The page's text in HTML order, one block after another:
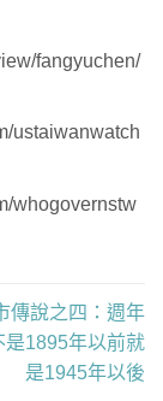
fangyuchen/
ustaiwanwatch
whogovernstw
傳說之四：週年
是1895年以前就
是1945年以後